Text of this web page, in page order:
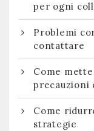
per ogni
Problemi
contattare
Come
precauzioni
Come
strategie